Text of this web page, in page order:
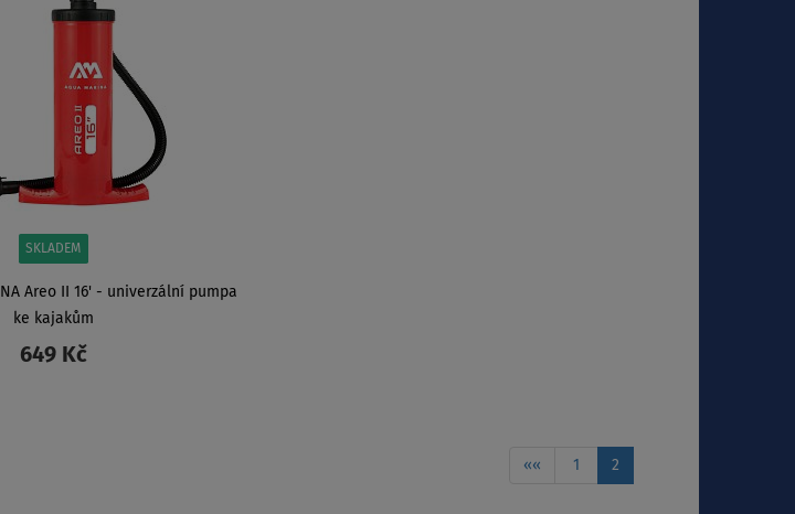
SKLADEM
Areo II 16' - univerzální pumpa
ke kajakům
649 Kč
««
1 2